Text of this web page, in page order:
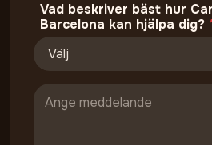
Vad beskriver bäst hur
Barcelona kan hjälpa dig?